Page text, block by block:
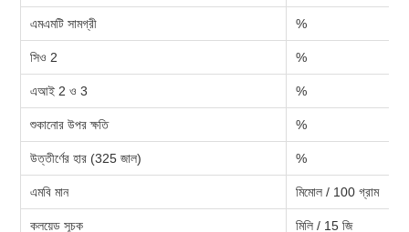
এমএমটি সামগ্রী %
সিও 2 %
এআই 2 ও 3 %
শুকানোর উপর ক্ষতি %
উত্তীর্ণের হার (325 জাল) %
এমবি মান মিমোল / 100 গ্রাম
কলয়েড সূচক মিলি / 15 জি